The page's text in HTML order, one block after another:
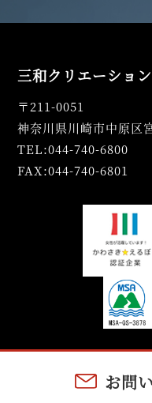
お問
三和クリエーショ
〒211-0051
神奈川県川崎市中原区
TEL:044-740-6800
FAX:044-740-6801
Copyright(C) SANWA